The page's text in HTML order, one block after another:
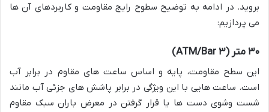
بروید. در ادامه به توضیح سطوح رایج مقاومت و کاربردهای آن ها
می پردازیم:
۳۰ متر (۳ ATM/Bar)
این سطح مقاومت، پایه و اساس ساعت های مقاوم در برابر آب
است. ساعت هایی با این ویژگی در برابر پاشش های جزئی آب مانند
شست وشوی دست ها یا قرار گرفتن در معرض باران سبک مقاوم